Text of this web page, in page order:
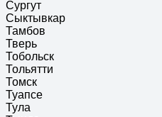
Сургут
Сыктывкар
Тамбов
Тверь
Тобольск
Тольятти
Томск
Туапсе
Тула